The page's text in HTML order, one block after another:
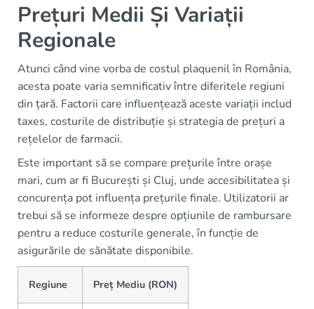
Prețuri Medii Și Variații
Regionale
Atunci când vine vorba de costul plaquenil în România,
acesta poate varia semnificativ între diferitele regiuni
din țară. Factorii care influențează aceste variații includ
taxes, costurile de distribuție și strategia de prețuri a
rețelelor de farmacii.
Este important să se compare prețurile între orașe
mari, cum ar fi București și Cluj, unde accesibilitatea și
concurența pot influența prețurile finale. Utilizatorii ar
trebui să se informeze despre opțiunile de rambursare
pentru a reduce costurile generale, în funcție de
asigurările de sănătate disponibile.
Regiune Preț Mediu (RON)